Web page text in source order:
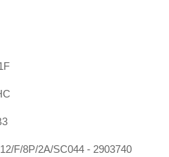
F/8P/2A/SC044 - 2903740